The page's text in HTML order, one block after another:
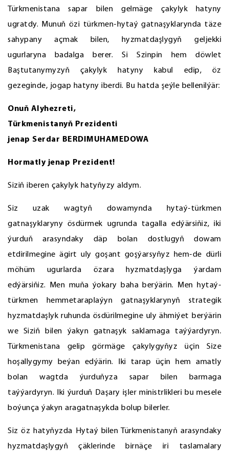
Türkmenistana sapar bilen gelmäge çakylyk hatyny
ugratdy. Munuň özi türkmen-hytaý gatnaşyklarynda täze
sahypany açmak bilen, hyzmatdaşlygyň geljekki
ugurlaryna badalga berer. Si Szinpin hem döwlet
Baştutanymyzyň çakylyk hatyny kabul edip, öz
gezeginde, jogap hatyny iberdi. Bu hatda şeýle bellenilýär:
Onuň Alyhezreti,
Türkmenistanyň Prezidenti
jenap Serdar BERDIMUHAMEDOWA
Hormatly jenap Prezident!
Siziň iberen çakylyk hatyňyzy aldym.
Siz uzak wagtyň dowamynda hytaý-türkmen
gatnaşyklaryny ösdürmek ugrunda tagalla edýärsiňiz, iki
ýurduň arasyndaky däp bolan dostlugyň dowam
etdirilmegine ägirt uly goşant goşýarsyňyz hem-de dürli
möhüm ugurlarda özara hyzmatdaşlyga ýardam
edýärsiňiz. Men muňa ýokary baha berýärin. Men hytaý-
türkmen hemmetaraplaýyn gatnaşyklarynyň strategik
hyzmatdaşlyk ruhunda ösdürilmegine uly ähmiýet berýärin
we Siziň bilen ýakyn gatnaşyk saklamaga taýýardyryn.
Türkmenistana gelip görmäge çakylygyňyz üçin Size
hoşallygymy beýan edýärin. Iki tarap üçin hem amatly
bolan wagtda ýurduňyza sapar bilen barmaga
taýýardyryn. Iki ýurduň Daşary işler ministrlikleri bu mesele
boýunça ýakyn aragatnaşykda bolup bilerler.
Siz öz hatyňyzda Hytaý bilen Türkmenistanyň arasyndaky
hyzmatdaşlygyň çäklerinde birnäçe iri taslamalary